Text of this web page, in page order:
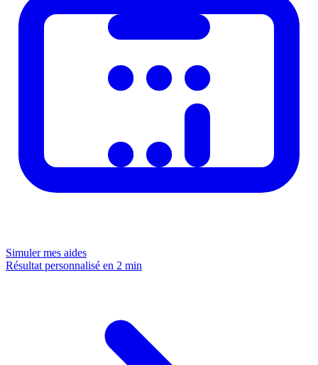
Simuler mes aides
Résultat personnalisé en 2 min